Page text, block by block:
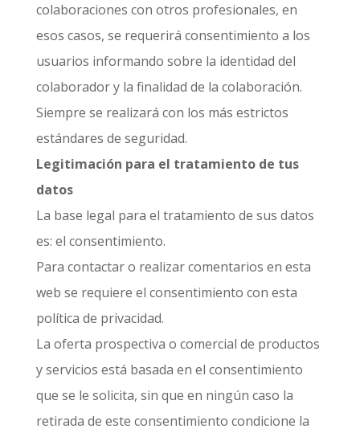
colaboraciones con otros profesionales, en
esos casos, se requerirá consentimiento a los
usuarios informando sobre la identidad del
colaborador y la finalidad de la colaboración.
Siempre se realizará con los más estrictos
estándares de seguridad.
Legitimación para el tratamiento de tus
datos
La base legal para el tratamiento de sus datos
es: el consentimiento.
Para contactar o realizar comentarios en esta
web se requiere el consentimiento con esta
política de privacidad.
La oferta prospectiva o comercial de productos
y servicios está basada en el consentimiento
que se le solicita, sin que en ningún caso la
retirada de este consentimiento condicione la